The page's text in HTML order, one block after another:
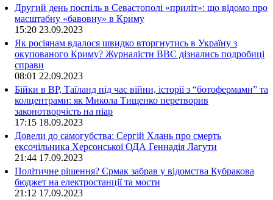
Другий день поспіль в Севастополі «приліт»: що відомо про
масштабну «бавовну» в Криму
15:20 23.09.2023
Як росіянам вдалося швидко вторгнутись в Україну з
окупованого Криму? Журналісти ВВС дізнались подробиці
справи
08:01 22.09.2023
Бійки в ВР, Таїланд під час війни, історії з “ботофермами” та
колцентрами: як Микола Тищенко перетворив
законотворчість на піар
17:15 18.09.2023
Довели до самогубства: Сергій Хлань про смерть
ексочільника Херсонської ОДА Геннадія Лагути
21:44 17.09.2023
Політичне рішення? Єрмак забрав у відомства Кубракова
бюджет на електростанції та мости
21:12 17.09.2023